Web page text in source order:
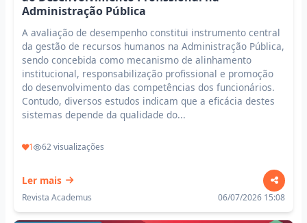
Administração Pública
A avaliação de desempenho constitui instrumento central
da gestão de recursos humanos na Administração Pública,
sendo concebida como mecanismo de alinhamento
institucional, responsabilização profissional e promoção
do desenvolvimento das competências dos funcionários.
Contudo, diversos estudos indicam que a eficácia destes
sistemas depende da qualidade do...
1 62 visualizações
Ler mais
Revista Academus 06/07/2026 15:08